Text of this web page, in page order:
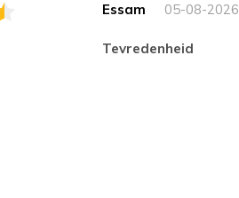
Essam 05-08-2026
tevredenheid